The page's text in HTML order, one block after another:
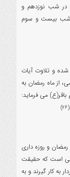
در شب نوزدهم و
شب بیست و سوم
شده و تلاوت آیات
از ماه رمضان به
می فرماید:
(26)
و روزه داری
است که حقیقت
به کار گیرند و به